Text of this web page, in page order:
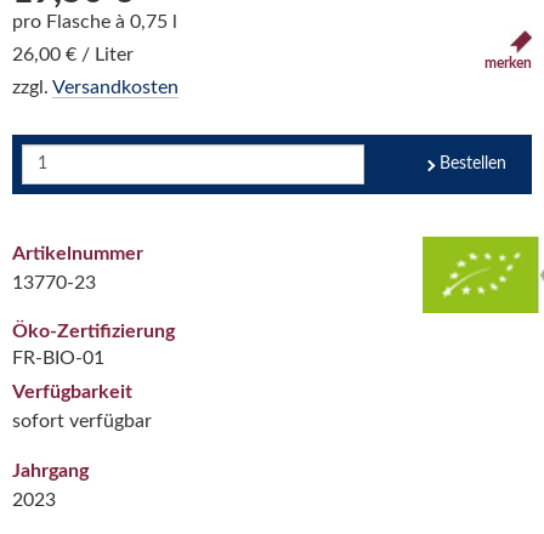
pro Flasche à 0,75 l
26,00 € / Liter
zzgl. Versandkosten
merken
Bestellen
Artikelnummer
13770-23
Öko-Zertifizierung
FR-BIO-01
Verfügbarkeit
sofort verfügbar
Jahrgang
2023